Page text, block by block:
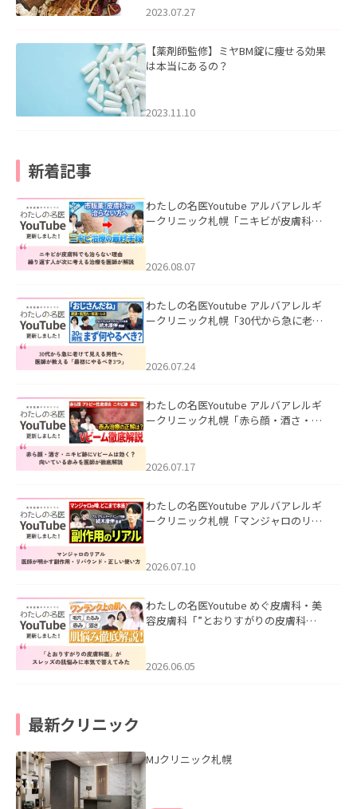
2023.07.27
【薬剤師監修】ミヤBM錠に痩せる効果
は本当にあるの？
2023.11.10
新着記事
わたしの名医Youtube アルバアレルギ
ークリニック札幌「ニキビが皮膚科で
ました。
2026.08.07
わたしの名医Youtube アルバアレルギ
ークリニック札幌「30代から急に老け
た。
2026.07.24
わたしの名医Youtube アルバアレルギ
ークリニック札幌「赤ら顔・酒さ・ニ
した。
2026.07.17
わたしの名医Youtube アルバアレルギ
ークリニック札幌「マンジャロのリア
た。
2026.07.10
わたしの名医Youtube めぐ皮膚科・美
容皮膚科「”とおりすがりの皮膚科
2026.06.05
最新クリニック
MJクリニック札幌